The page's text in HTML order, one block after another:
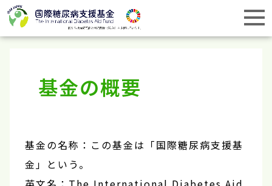
基金の概要
基金の名称：この基金は「国際糖尿病支援基
金」という。